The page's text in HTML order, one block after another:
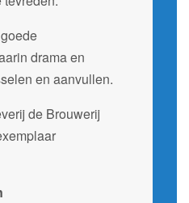
drama en
en aanvullen.
de Brouwerij